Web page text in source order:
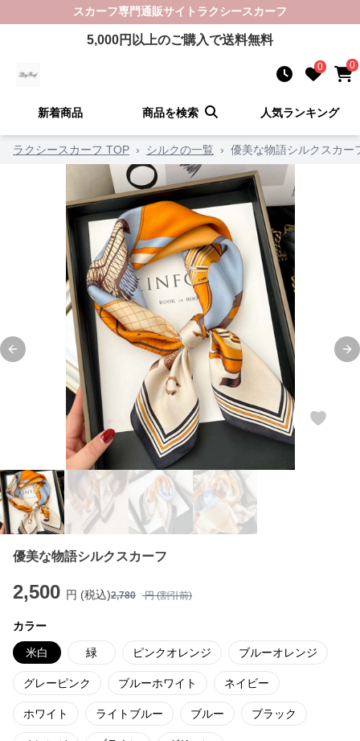
スカーフ専門通販サイト ラクシースカーフ
5,000円以上のご購入で送料無料
0 0
新着商品 商品を検索 人気ランキング
ラクシースカーフ TOP › シルクの一覧 › 優美な物語シルクスカー
Previous slide
優美な物語シルクスカーフ
2,500 円 (税込)2,780 円 (割引前)
カラー
米白 緑 ピンクオレンジ ブルーオレンジ
グレーピンク ブルーホワイト ネイビー
ホワイト ライトブルー ブルー ブラック